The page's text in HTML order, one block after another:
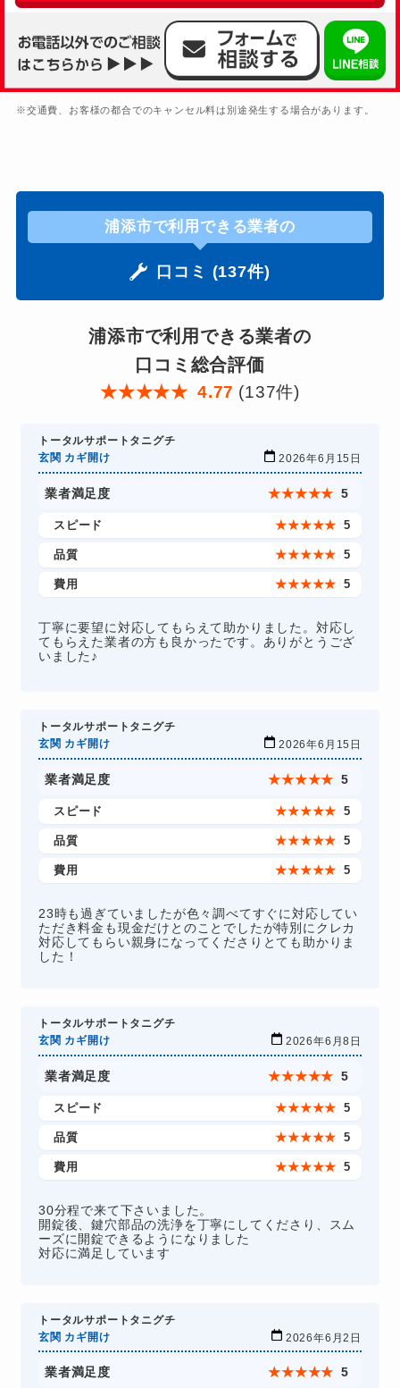
※交通費、お客様の都合でのキャンセル料は別途発生する場合があります。
浦添市で利用できる業者の
口コミ (137件)
浦添市で利用できる業者の
口コミ総合評価
★★★★★ 4.77 (137件)
トータルサポートタニグチ
玄関 カギ開け
2026年6月15日
業者満足度 ★★★★★ 5
スピード ★★★★★ 5
品質 ★★★★★ 5
費用 ★★★★★ 5
丁寧に要望に対応してもらえて助かりました。対応し
てもらえた業者の方も良かったです。ありがとうござ
いました♪
トータルサポートタニグチ
玄関 カギ開け
2026年6月15日
業者満足度 ★★★★★ 5
スピード ★★★★★ 5
品質 ★★★★★ 5
費用 ★★★★★ 5
23時も過ぎていましたが色々調べてすぐに対応してい
ただき料金も現金だけとのことでしたが特別にクレカ
対応してもらい親身になってくださりとても助かりま
した！
トータルサポートタニグチ
玄関 カギ開け
2026年6月8日
業者満足度 ★★★★★ 5
スピード ★★★★★ 5
品質 ★★★★★ 5
費用 ★★★★★ 5
30分程で来て下さいました。
開錠後、鍵穴部品の洗浄を丁寧にしてくださり、スム
ーズに開錠できるようになりました
対応に満足しています
トータルサポートタニグチ
玄関 カギ開け
2026年6月2日
業者満足度 ★★★★★ 5